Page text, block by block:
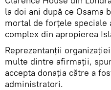
la doi ani după ce Osama
mortal de forţele speciale
complex din apropierea
Reprezentanţii
multe dintre afirmaţii,
accepta donaţia către a
administratori.